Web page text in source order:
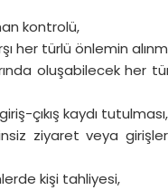
kontrolü,
her türlü önlemin
oluşabilecek her
çıkış kaydı tutulması,
ziyaret veya
kişi tahliyesi,